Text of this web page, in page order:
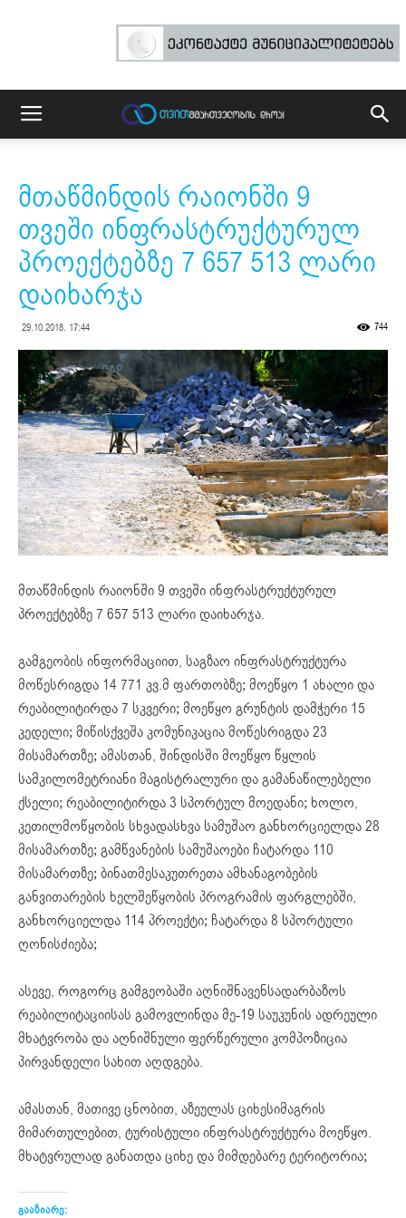
მთაწმინდის რაიონში 9
თვეში ინფრასტრუქტურულ
პროექტებზე 7 657 513 ლარი
დაიხარჯა
29.10.2018. 17:44 744
მთაწმინდის რაიონში 9 თვეში ინფრასტრუქტურულ
პროექტებზე 7 657 513 ლარი დაიხარჯა.
გამგეობის ინფორმაციით, საგზაო ინფრასტრუქტურა
მოწესრიგდა 14 771 კვ.მ ფართობზე; მოეწყო 1 ახალი და
რეაბილიტირდა 7 სკვერი; მოეწყო გრუნტის დამჭერი 15
კედელი; მიწისქვეშა კომუნიკაცია მოწესრიგდა 23
მისამართზე; ამასთან, შინდისში მოეწყო წყლის
სამკილომეტრიანი მაგისტრალური და გამანაწილებელი
ქსელი; რეაბილიტირდა 3 სპორტულ მოედანი; ხოლო,
კეთილმოწყობის სხვადასხვა სამუშაო განხორციელდა 28
მისამართზე; გამწვანების სამუშაოები ჩატარდა 110
მისამართზე; ბინათმესაკუთრეთა ამხანაგობების
განვითარების ხელშეწყობის პროგრამის ფარგლებში,
განხორციელდა 114 პროექტი; ჩატარდა 8 სპორტული
ღონისძიება;
ასევე, როგორც გამგეობაში აღნიშნავენსადარბაზოს
რეაბილიტაციისას გამოვლინდა მე-19 საუკუნის ადრეული
მხატვრობა და აღნიშნული ფერწერული კომპოზიცია
პირვანდელი სახით აღდგება.
ამასთან, მათივე ცნობით, აზეულას ციხესიმაგრის
მიმართულებით, ტურისტული ინფრასტრუქტურა მოეწყო.
მხატვრულად განათდა ციხე და მიმდებარე ტერიტორია;
გააზიარე: